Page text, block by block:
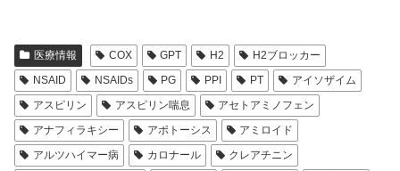
医療情報 COX GPT H2
H2ブロッカー
NSAID
NSAIDs PG PPI PT
アイソザイム
アスピリン
アスピリン喘息
アセトアミノフェン
アナフィラキシー
アポトーシス
アミロイド
アルツハイマー病
カロナール
クレアチニン